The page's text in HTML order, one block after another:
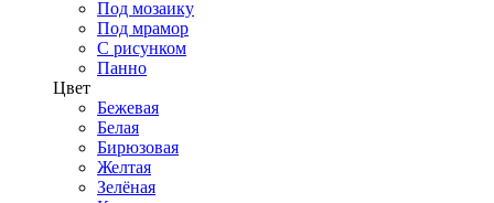
Под мозаику
Под мрамор
С рисунком
Панно
Цвет
Бежевая
Белая
Бирюзовая
Желтая
Зелёная